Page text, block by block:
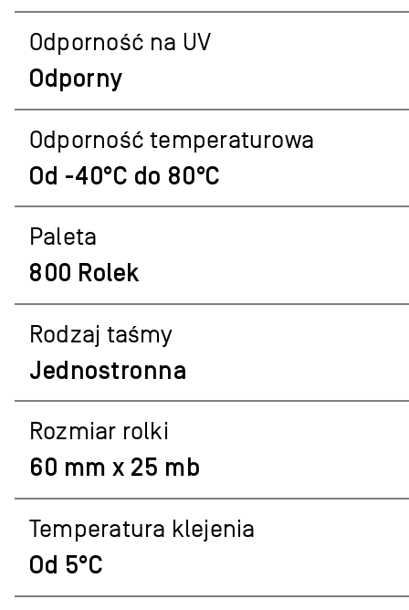
Odporność na UV
Odporny
Odporność temperaturowa
Od -40°C do 80°C
Paleta
800 Rolek
Rodzaj taśmy
Jednostronna
Rozmiar rolki
60 mm x 25 mb
Temperatura klejenia
Od 5°C